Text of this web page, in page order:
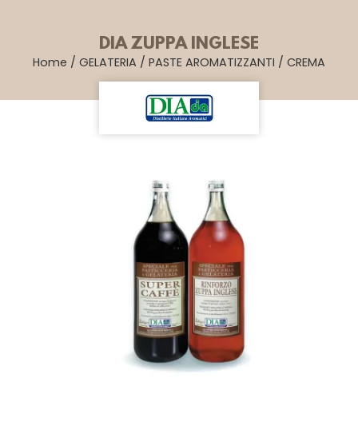
DIA ZUPPA INGLESE
Home / GELATERIA / PASTE AROMATIZZANTI / CREMA